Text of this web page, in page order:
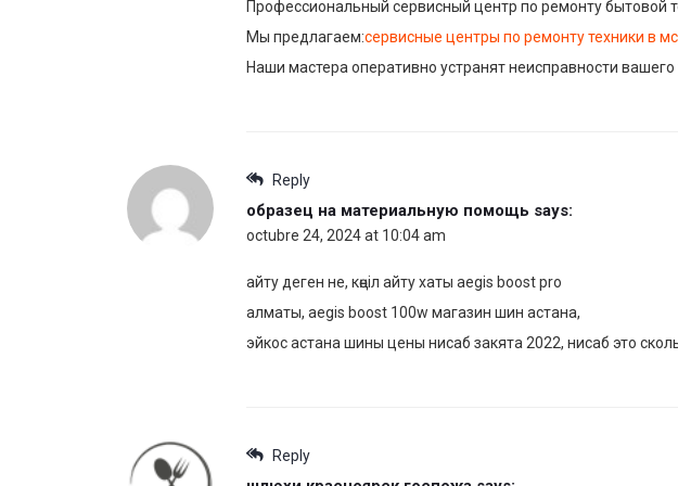
Профессиональный сервисный центр по ремонту бытовой
Мы предлагаем:сервисные центры по ремонту техники в
Наши мастера оперативно устранят неисправности
Reply
образец на материальную помощь says:
octubre 24, 2024 at 10:04 am
айту деген не, көңіл айту хаты aegis boost pro
алматы, aegis boost 100w магазин шин астана,
эйкос астана шины цены нисаб закята 2022, нисаб это
Reply